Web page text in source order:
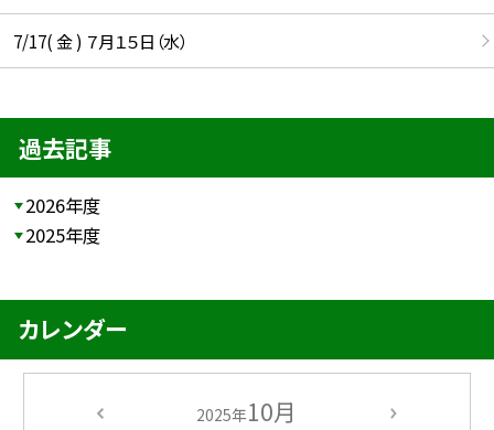
7/17( 金 ) ７月１５日（水）
過去記事
2026年度
2025年度
カレンダー
2025年10月